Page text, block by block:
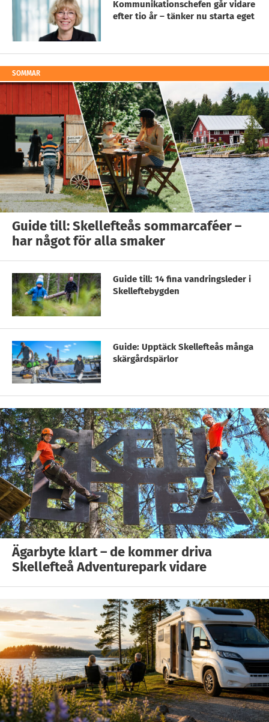
Kommunikationschefen går vidare
efter tio år – tänker nu starta eget
SOMMAR
Guide till: Skellefteås sommarcaféer –
har något för alla smaker
Guide till: 14 fina vandringsleder i
Skelleftebygden
Guide: Upptäck Skellefteås många
skärgårdspärlor
Ägarbyte klart – de kommer driva
Skellefteå Adventurepark vidare